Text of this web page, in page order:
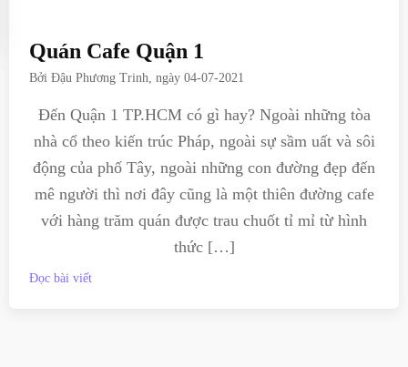
Quán Cafe Quận 1
BởiĐậu Phương Trinh, ngày04-07-2021
Đến Quận 1 TP.HCM có gì hay? Ngoài những tòa
nhà cổ theo kiến trúc Pháp, ngoài sự sầm uất và sôi
động của phố Tây, ngoài những con đường đẹp đến
mê người thì nơi đây cũng là một thiên đường cafe
với hàng trăm quán được trau chuốt tỉ mỉ từ hình
thức […]
Đọc bài viết